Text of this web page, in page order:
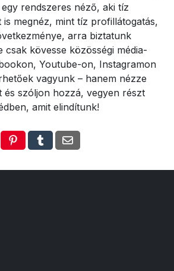
rendszeres néző, aki tíz
megnéz, mint tíz profillátogatás,
arra biztatunk
csak kövesse közösségi média-
Youtube-on, Instagramon
vagyunk – hanem nézze
és szóljon hozzá, vegyen részt
amit elindítunk!